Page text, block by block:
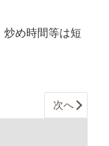
炒め時間等は短
次へ